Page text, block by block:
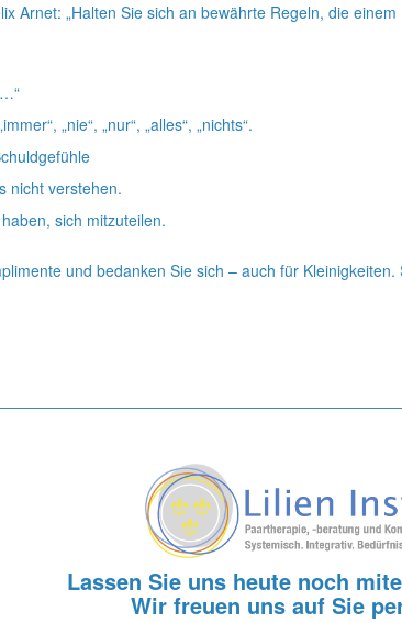
Arnet: „Halten Sie sich an bewährte Regeln, die
„nie“, „nur“, „alles“, „nichts“.
nicht verstehen.
sich mitzuteilen.
und bedanken Sie sich – auch für
Lassen Sie uns heute noch
Wir freuen uns auf Sie